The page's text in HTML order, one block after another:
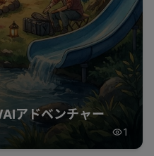
アドベンチャー
1